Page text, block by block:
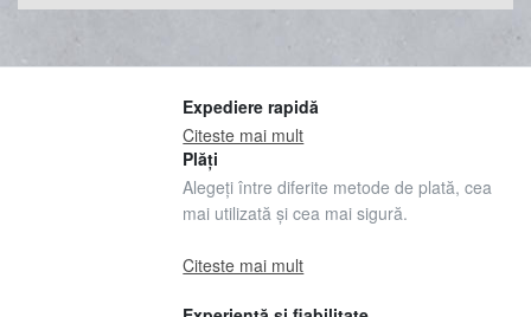
Expediere rapidă
Citeste mai mult
Plăți
Alegeți între diferite metode de plată, cea
mai utilizată și cea mai sigură.
Citeste mai mult